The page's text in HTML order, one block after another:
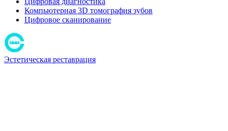
Компьютерная 3D томография зубов
Цифровое сканирование
Эстетическая реставрация